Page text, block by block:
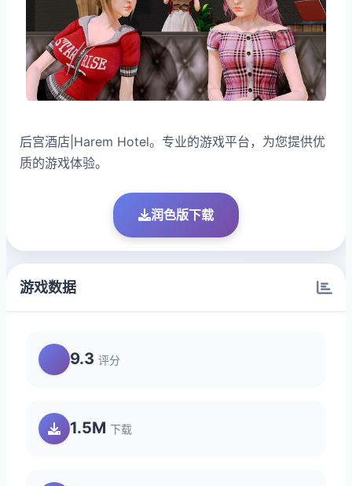
后宫酒店|Harem Hotel。专业的游戏平台，为您提供优
质的游戏体验。
润色版下载
游戏数据
9.3 评分
1.5M 下载